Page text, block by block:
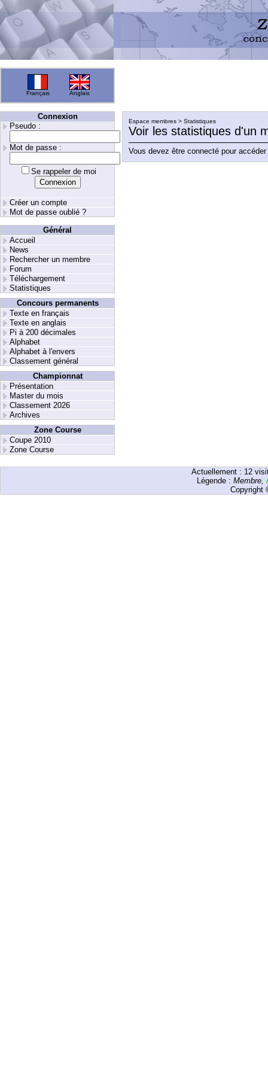
Français Anglais
Connexion
Pseudo :
Mot de passe :
Se rappeler de moi
Créer un compte
Mot de passe oublié ?
Général
Accueil
News
Rechercher un membre
Forum
Téléchargement
Statistiques
Concours permanents
Texte en français
Texte en anglais
Pi à 200 décimales
Alphabet
Alphabet à l'envers
Classement général
Championnat
Présentation
Master du mois
Classement 2026
Archives
Zone Course
Coupe 2010
Zone Course
Espace membres > Statistiques
Voir les statistiques d'un
Vous devez être connecté pour
Actuellement : 12
Légende : Membre,
Copyright